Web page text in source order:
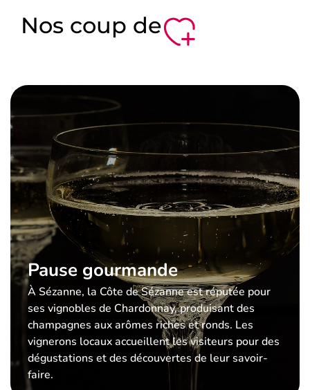
Nos coup de
Pause gourmande
À Sézanne, la Côte de Sézanne est réputée pour
ses vignobles de Chardonnay, produisant des
champagnes aux arômes riches et ronds. Les
vignerons locaux accueillent les visiteurs pour des
dégustations et des découvertes de leur savoir-
faire.